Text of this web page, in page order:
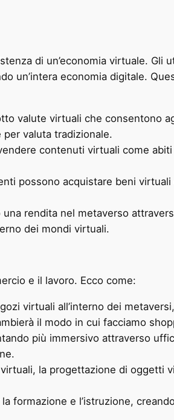
di un’economia virtuale. Gli
un’intera economia digitale.
valute virtuali che consentono
valuta tradizionale.
contenuti virtuali come
possono acquistare beni
rendita nel metaverso
dei mondi virtuali.
e il lavoro. Ecco come:
virtuali all’interno dei
il modo in cui facciamo
più immersivo attraverso
la progettazione di oggetti
formazione e l’istruzione,